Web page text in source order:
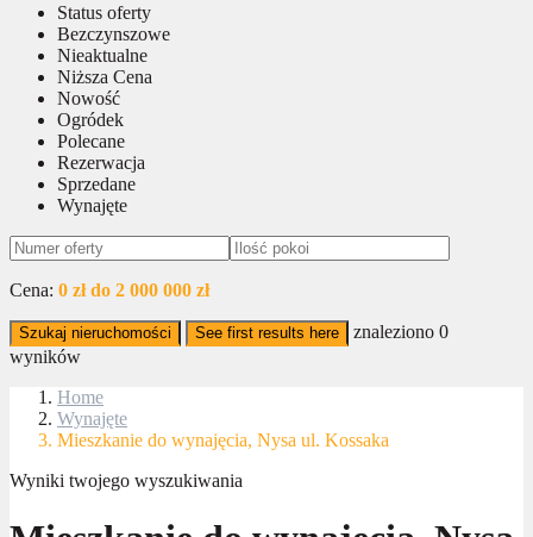
Status oferty
Bezczynszowe
Nieaktualne
Niższa Cena
Nowość
Ogródek
Polecane
Rezerwacja
Sprzedane
Wynajęte
Cena: 0 zł do 2 000 000 zł
Szukaj nieruchomości See first results here znaleziono 0
wyników
Home
Wynajęte
Mieszkanie do wynajęcia, Nysa ul. Kossaka
Wyniki twojego wyszukiwania